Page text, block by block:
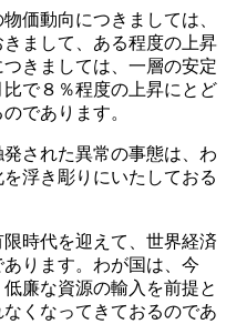
価動向につきましては、
まして、ある程度の上昇
きましては、一層の安定
で８％程度の上昇にとど
であります。
された異常の事態は、わ
浮き彫りにいたしておる
時代を迎えて、世界経済
ります。わが国は、今
廉な資源の輸入を前提と
くなってきておるのであ